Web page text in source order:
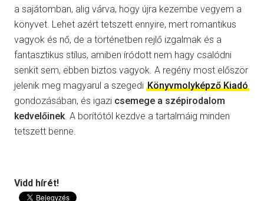
a sajátomban, alig várva, hogy újra kezembe vegyem a
könyvet. Lehet azért tetszett ennyire, mert romantikus
vagyok és nő, de a történetben rejlő izgalmak és a
fantasztikus stílus, amiben íródott nem hagy csalódni
senkit sem, ebben biztos vagyok. A regény most először
jelenik meg magyarul a szegedi Könyvmolyképző Kiadó
gondozásában, és igazi csemege a szépirodalom
kedvelőinek . A borítótól kezdve a tartalmáig minden
tetszett benne.
Vidd hírét!